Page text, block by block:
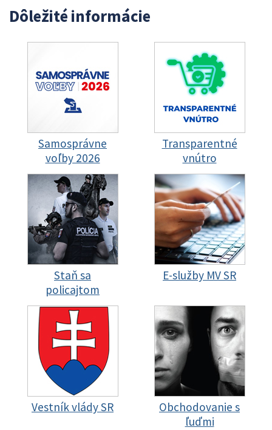
Dôležité informácie
Samosprávne
voľby 2026
Transparentné
vnútro
Staň sa
policajtom
E-služby MV SR
Vestník vlády SR
Obchodovanie s
ľuďmi